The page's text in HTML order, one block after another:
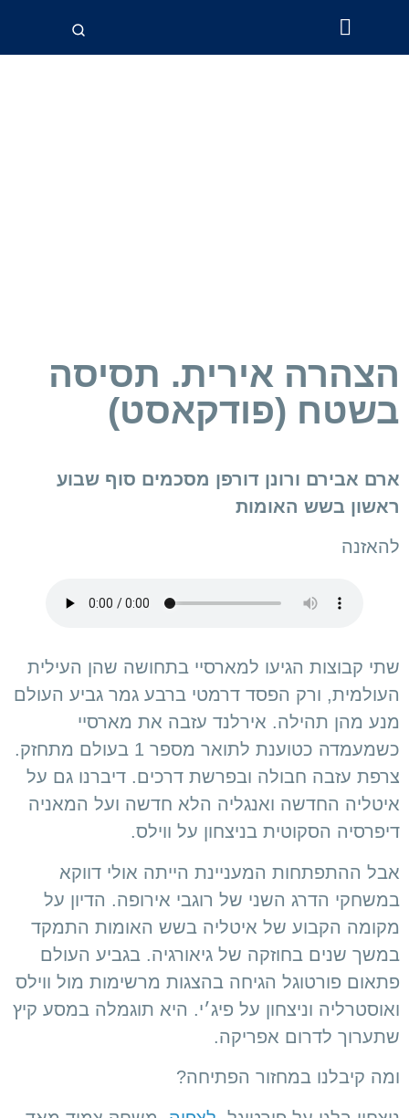
הצהרה אירית. תסיסה
בשטח (פודקאסט)
ארם אבירם ורונן דורפן מסכמים סוף שבוע
ראשון בשש האומות
להאזנה
שתי קבוצות הגיעו למארסיי בתחושה שהן העילית
העולמית, ורק הפסד דרמטי ברבע גמר גביע העולם
מנע מהן תהילה. אירלנד עזבה את מארסיי
כשמעמדה כטוענת לתואר מספר 1 בעולם מתחזק.
צרפת עזבה חבולה ובפרשת דרכים. דיברנו גם על
איטליה החדשה ואנגליה הלא חדשה ועל המאניה
דיפרסיה הסקוטית בניצחון על ווילס.
אבל ההתפתחות המעניינת הייתה אולי דווקא
במשחקי הדרג השני של רוגבי אירופה. הדיון על
מקומה הקבוע של איטליה בשש האומות התמקד
במשך שנים בחוזקה של גיאורגיה. בגביע העולם
פתאום פורטוגל הגיחה בהצגות מרשימות מול ווילס
ואוסטרליה וניצחון על פיג׳י. היא תוגמלה במסע קיץ
שתערוך לדרום אפריקה.
ומה קיבלנו במחזור הפתיחה?